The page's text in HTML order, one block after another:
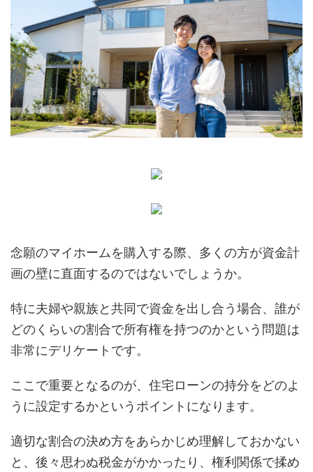
念願のマイホームを購入する際、多くの方が資金計
画の壁に直面するのではないでしょうか。
特に夫婦や親族と共同で資金を出し合う場合、誰が
どのくらいの割合で所有権を持つのかという問題は
非常にデリケートです。
ここで重要となるのが、住宅ローンの持分をどのよ
うに設定するかというポイントになります。
適切な割合の決め方をあらかじめ理解しておかない
と、後々思わぬ税金がかかったり、権利関係で揉め